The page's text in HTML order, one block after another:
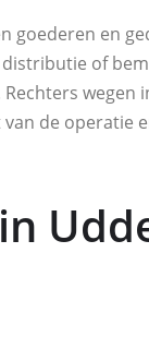
goederen en
of
wegen
de operatie